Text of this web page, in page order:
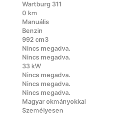
Wartburg 311
0 km
Manuális
Benzin
992 cm3
Nincs megadva.
Nincs megadva.
33 kW
Nincs megadva.
Nincs megadva.
Nincs megadva.
Magyar okmányokkal
Személyesen